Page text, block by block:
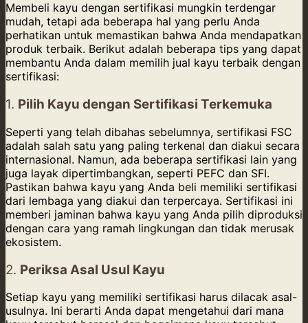
Membeli kayu dengan sertifikasi mungkin terdengar
mudah, tetapi ada beberapa hal yang perlu Anda
perhatikan untuk memastikan bahwa Anda mendapatkan
produk terbaik. Berikut adalah beberapa tips yang dapat
membantu Anda dalam memilih jual kayu terbaik dengan
sertifikasi:
1. Pilih Kayu dengan Sertifikasi Terkemuka
Seperti yang telah dibahas sebelumnya, sertifikasi FSC
adalah salah satu yang paling terkenal dan diakui secara
internasional. Namun, ada beberapa sertifikasi lain yang
juga layak dipertimbangkan, seperti PEFC dan SFI.
Pastikan bahwa kayu yang Anda beli memiliki sertifikasi
dari lembaga yang diakui dan terpercaya. Sertifikasi ini
memberi jaminan bahwa kayu yang Anda pilih diproduksi
dengan cara yang ramah lingkungan dan tidak merusak
ekosistem.
2. Periksa Asal Usul Kayu
Setiap kayu yang memiliki sertifikasi harus dilacak asal-
usulnya. Ini berarti Anda dapat mengetahui dari mana